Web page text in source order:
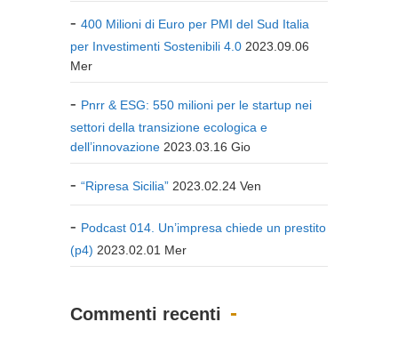
400 Milioni di Euro per PMI del Sud Italia
per Investimenti Sostenibili 4.0 2023.09.06
Mer
Pnrr & ESG: 550 milioni per le startup nei
settori della transizione ecologica e
dell’innovazione 2023.03.16 Gio
“Ripresa Sicilia” 2023.02.24 Ven
Podcast 014. Un’impresa chiede un prestito
(p4) 2023.02.01 Mer
Commenti recenti